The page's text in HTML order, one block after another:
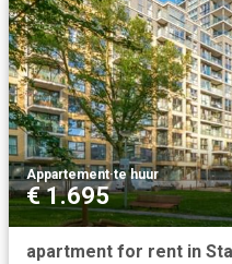
Appartement·te huur
€ 1.695